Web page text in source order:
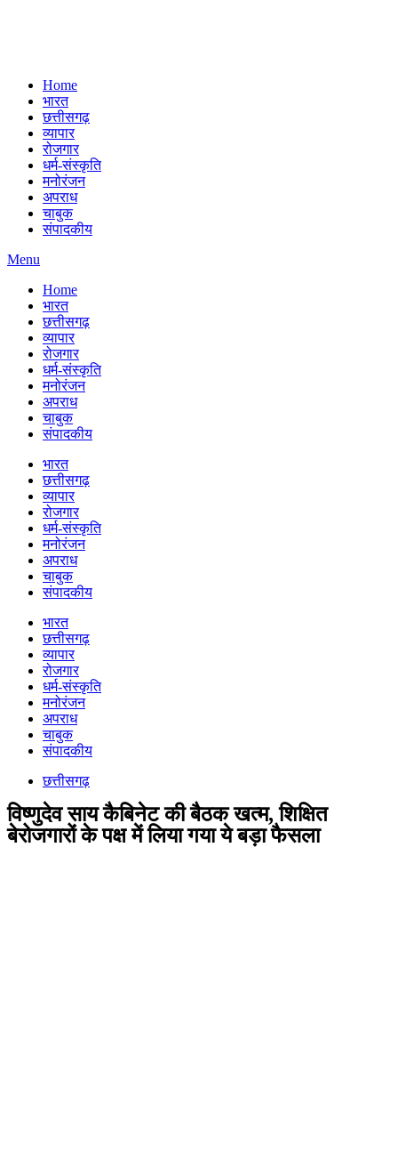
Home
भारत
छत्तीसगढ़
व्यापार
रोजगार
धर्म-संस्कृति
मनोरंजन
अपराध
चाबुक
संपादकीय
Menu
Home
भारत
छत्तीसगढ़
व्यापार
रोजगार
धर्म-संस्कृति
मनोरंजन
अपराध
चाबुक
संपादकीय
भारत
छत्तीसगढ़
व्यापार
रोजगार
धर्म-संस्कृति
मनोरंजन
अपराध
चाबुक
संपादकीय
भारत
छत्तीसगढ़
व्यापार
रोजगार
धर्म-संस्कृति
मनोरंजन
अपराध
चाबुक
संपादकीय
छत्तीसगढ़
विष्णुदेव साय कैबिनेट की बैठक खत्म, शिक्षित
बेरोजगारों के पक्ष में लिया गया ये बड़ा फैसला